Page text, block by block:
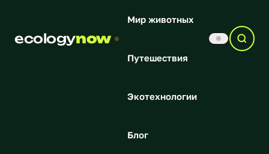
ecologynow
Мир животных
Путешествия
Экотехнологии
Блог